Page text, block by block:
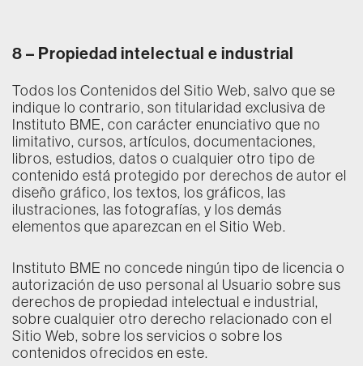
8 – Propiedad intelectual e industrial
Todos los Contenidos del Sitio Web, salvo que se
indique lo contrario, son titularidad exclusiva de
Instituto BME, con carácter enunciativo que no
limitativo, cursos, artículos, documentaciones,
libros, estudios, datos o cualquier otro tipo de
contenido está protegido por derechos de autor el
diseño gráfico, los textos, los gráficos, las
ilustraciones, las fotografías, y los demás
elementos que aparezcan en el Sitio Web.
Instituto BME no concede ningún tipo de licencia o
autorización de uso personal al Usuario sobre sus
derechos de propiedad intelectual e industrial,
sobre cualquier otro derecho relacionado con el
Sitio Web, sobre los servicios o sobre los
contenidos ofrecidos en este.